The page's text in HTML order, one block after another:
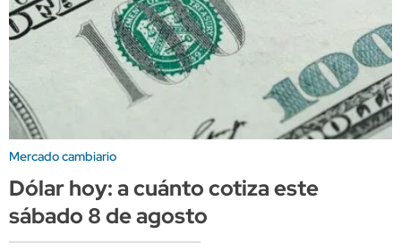
Mercado cambiario
Dólar hoy: a cuánto cotiza este
sábado 8 de agosto